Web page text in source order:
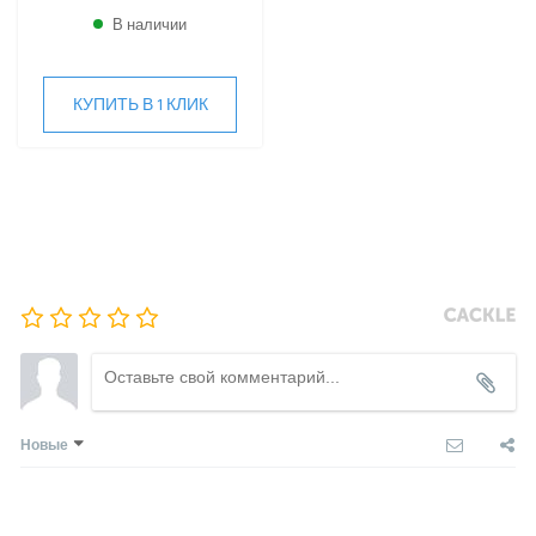
Наружные блоки
Kentatsu
Kitano
Midea
Mitsubishi Heavy Industries
MITSUDAI
В наличии
КУПИТЬ В 1 КЛИК
Новые